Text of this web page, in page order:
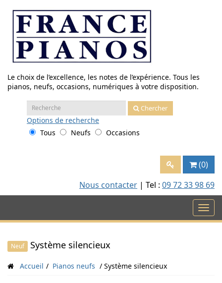
contenu
Le choix de l’excellence, les notes de l’expérience. Tous les
pianos, neufs, occasions, numériques à votre disposition.
Recherche
:
Chercher
Options de recherche
Tous
Neufs Occasions
(0)
Nous contacter | Tel : 09 72 33 98 69
Neuf Système silencieux
Accueil Pianos neufs Système silencieux